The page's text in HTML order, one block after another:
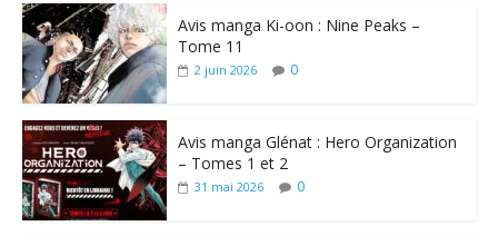
Avis manga Ki-oon : Nine Peaks –
Tome 11
2 juin 2026 0
Avis manga Glénat : Hero Organization
– Tomes 1 et 2
31 mai 2026 0